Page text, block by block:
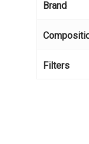
Brand
Filters